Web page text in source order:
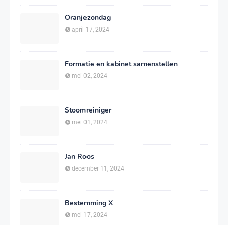
Oranjezondag
april 17, 2024
Formatie en kabinet samenstellen
mei 02, 2024
Stoomreiniger
mei 01, 2024
Jan Roos
december 11, 2024
Bestemming X
mei 17, 2024